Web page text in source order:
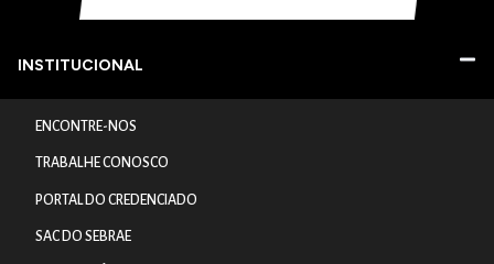
INSTITUCIONAL
ENCONTRE-NOS
TRABALHE CONOSCO
PORTAL DO CREDENCIADO
SAC DO SEBRAE